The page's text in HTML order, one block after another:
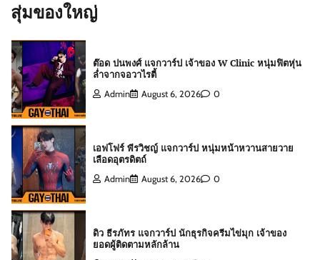
สุ่มของใหญ่
เอฟโฟร์ พีรวิชญ์ แจกวาร์ป หนุ่มหน้าหวานสายวาย
เลือดอุตรดิตถ์
Admin August 6, 2026 0
ดิว ธีรภัทร แจกวาร์ป นักธุรกิจครีมไข่มุก เจ้าของ
ยอดผู้ติดตามหลักล้าน
Admin July 21, 2026 0
สกาย พิเชษฐ์ แจกวาร์ป Top 10 Mister
International Thailand 2025